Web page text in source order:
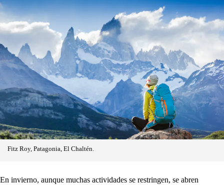
Fitz Roy, Patagonia, El Chaltén.
En invierno, aunque muchas actividades se restringen, se abren